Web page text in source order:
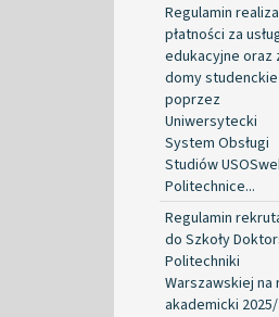
Regulamin
płatności za
edukacyjne oraz
domy studenckie
poprzez
Uniwersytecki
System Obsługi
Studiów
Politechnice...
Regulamin
do Szkoły
Politechniki
Warszawskiej na
akademicki